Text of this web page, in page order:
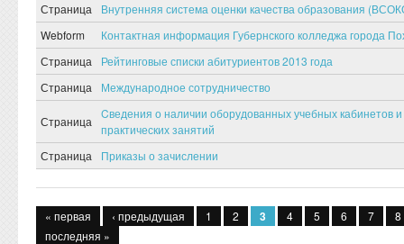
Страница
Внутренняя система оценки качества образования
Webform
Контактная информация Губернского колледжа города
Страница
Рейтинговые списки абитуриентов 2013 года
Страница
Международное сотрудничество
Страница
Cведения о наличии оборудованных учебных кабинетов
практических занятий
Страница
Приказы о зачислении
« первая ‹ предыдущая 1 2 3 4 5 6 7
8
последняя »